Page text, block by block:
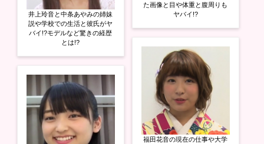
井上玲音と中条あやみの姉妹
説や学校での生活と彼氏がヤ
バイ!?モデルなど驚きの経歴
とは!?
た画像と目や体重と腹周りも
ヤバイ!?
福田花音の現在の仕事や大学